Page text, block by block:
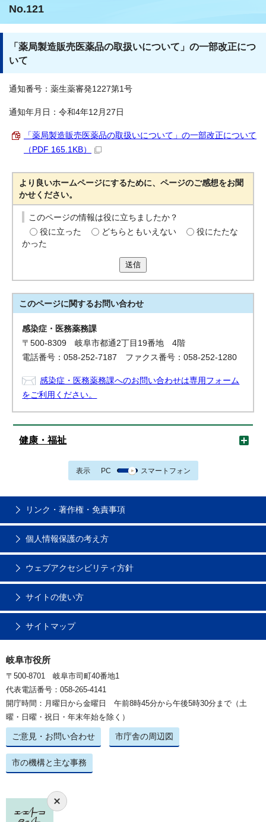
No.121
「薬局製造販売医薬品の取扱いについて」の一部改正につ
いて
通知番号：薬生薬審発1227第1号
通知年月日：令和4年12月27日
「薬局製造販売医薬品の取扱いについて」の一部改正について
（PDF 165.1KB）
より良いホームページにするために、ページのご感想をお聞
かせください。
このページの情報は役に立ちましたか？
役に立った
どちらともいえない
役にたたな
かった
送信
このページに関するお問い合わせ
感染症・医務薬務課
〒500-8309 岐阜市都通2丁目19番地 4階
電話番号：058-252-7187 ファクス番号：058-252-1280
感染症・医務薬務課へのお問い合わせは専用フォーム
をご利用ください。
健康・福祉
表示 PC スマートフォン
リンク・著作権・免責事項
個人情報保護の考え方
ウェブアクセシビリティ方針
サイトの使い方
サイトマップ
岐阜市役所
〒500-8701 岐阜市司町40番地1
代表電話番号：058-265-4141
開庁時間：月曜日から金曜日 午前8時45分から午後5時30分まで（土
曜・日曜・祝日・年末年始を除く）
ご意見・お問い合わせ 市庁舎の周辺図
市の機構と主な事務